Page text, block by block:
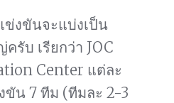
ข่งขันจะแบ่งเป็น
รับ เรียกว่า JOC
Center แต่ละ
ขัน 7 ทีม (ทีมละ 2-3